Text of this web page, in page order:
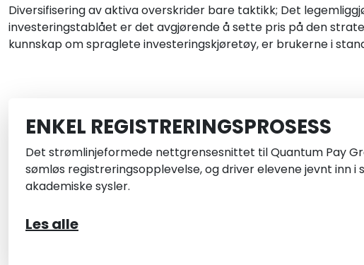
Diversifisering av aktiva overskrider bare taktikk; Det
investeringstablået er det avgjørende å sette pris på den
kunnskap om spraglete investeringskjøretøy, er brukerne i
ENKEL REGISTRERINGSPROSESS
Det strømlinjeformede nettgrensesnittet til Quantum Pay
sømløs registreringsopplevelse, og driver elevene jevnt inn i
akademiske sysler.
Les alle